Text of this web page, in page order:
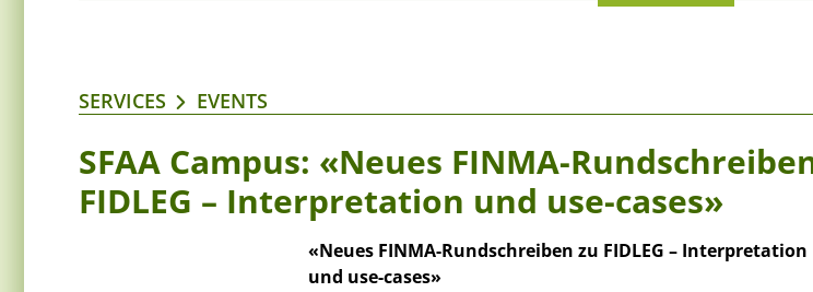
SERVICES EVENTS
SFAA Campus: «Neues FINMA-
FIDLEG – Interpretation und use-cases»
«Neues FINMA-Rundschreiben zu FIDLEG – Interpretation
und use-cases»